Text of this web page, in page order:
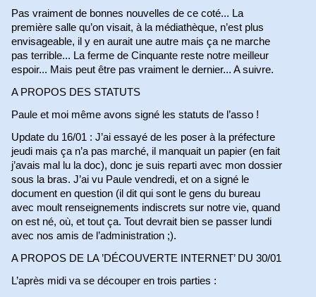
Pas vraiment de bonnes nouvelles de ce coté... La
première salle qu’on visait, à la médiathèque, n’est plus
envisageable, il y en aurait une autre mais ça ne marche
pas terrible... La ferme de Cinquante reste notre meilleur
espoir... Mais peut être pas vraiment le dernier... A suivre.
A PROPOS DES STATUTS
Paule et moi même avons signé les statuts de l’asso !
Update du 16/01 : J’ai essayé de les poser à la préfecture
jeudi mais ça n’a pas marché, il manquait un papier (en fait
j’avais mal lu la doc), donc je suis reparti avec mon dossier
sous la bras. J’ai vu Paule vendredi, et on a signé le
document en question (il dit qui sont le gens du bureau
avec moult renseignements indiscrets sur notre vie, quand
on est né, où, et tout ça. Tout devrait bien se passer lundi
avec nos amis de l’administration ;).
A PROPOS DE LA ’DÉCOUVERTE INTERNET’ DU 30/01
L’après midi va se découper en trois parties :